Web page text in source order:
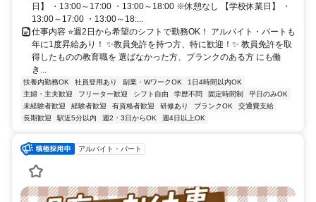
日】 ・13:00～17:00 ・13:00～18:00 ※休憩なし 【学校休業日】 ・
13:00～17:00 ・13:00～18:...
仕事内容 ⭐週2日から希望のシフトで勤務OK！ アルバイト・パートも
年に1度昇給あり！ ✨教員免許を持つ方、特に歓迎！✨ 教員免許を取
得したものの教育職を 選ばなかった方、ブランクのある方 にも働
き...
扶養内勤務OK 社員登用あり 副業・WワークOK
1日4時間以内OK
主婦・主夫歓迎
フリーター歓迎 シフト自由 学歴不問 固定時間制
平日のみOK
未経験者歓迎
経験者歓迎 有資格者歓迎 研修あり ブランクOK
交通費支給
長期歓迎
駅近5分以内 週2・3日からOK 週4日以上OK
アルバイト・パート